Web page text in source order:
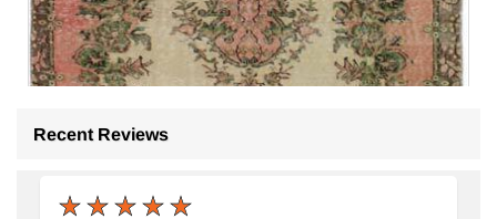
Recent Reviews